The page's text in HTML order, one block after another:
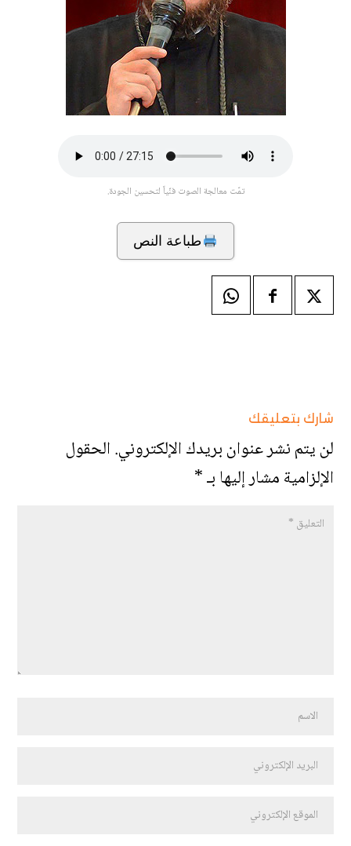
تمّت معالجة الصوت فنّياً لتحسين الجودة.
طباعة النص
شارك بتعليقك
لن يتم نشر عنوان بريدك الإلكتروني.الحقول
الإلزامية مشار إليها بـ*